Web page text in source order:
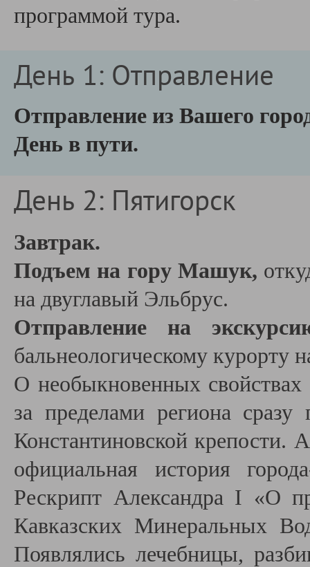
программой тура.
День 1: Отправление
Отправление из Вашего
День в пути.
День 2: Пятигорск
Завтрак.
Подъем на гору Машук,
на двуглавый Эльбрус.
Отправление на
бальнеологическому курорту
О необыкновенных свойствах
за пределами региона
Константиновской крепости.
официальная история
Рескрипт Александра I «О
Кавказских Минеральных
Появлялись лечебницы,